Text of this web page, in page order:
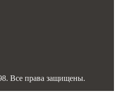
Все права защищены.